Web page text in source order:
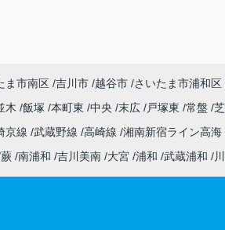
ま市南区 吉川市 越谷市 さいたま市浦和区
木 飯塚 本町東 中央 末広 戸塚東 常盤
京線 武蔵野線 高崎線 湘南新宿ライン高海
蕨 南浦和 吉川美南 大宮 浦和 武蔵浦和